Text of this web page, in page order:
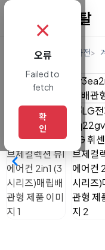
렌탈 디지털/가전
✗
오류
Failed to
fetch
확
인